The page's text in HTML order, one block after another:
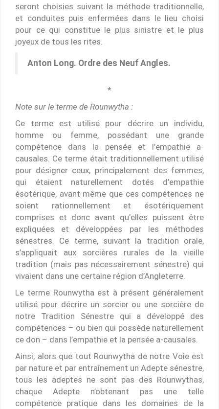
seront choisies suivant la méthode traditionnelle,
et conduites puis enfermées dans le lieu choisi
pour ce qui constitue le plus sinistre et le plus
joyeux de tous les rites.
Anton Long. Ordre des Neuf Angles.
*
Note sur le terme de Rounwytha :
Ce terme est utilisé pour décrire un individu,
homme ou femme, possédant une grande
compétence dans la pensée et l’empathie a-
causales. Ce terme était traditionnellement utilisé
pour désigner ceux, principalement des femmes,
qui étaient naturellement dotés d’empathie
ésotérique, avant même que ces compétences ne
soient rationnellement et ésotériquement
comprises et donc avant qu’elles puissent être
expliquées et développées par les méthodes
sénestres. Ce terme, suivant la tradition orale,
s’appliquait aux sorcières rurales de la vieille
tradition (mais pas nécessairement sénestre) qui
vivaient dans une certaine région d’Angleterre.
Le terme Rounwytha est à présent généralement
utilisé pour décrire un sorcier ou une sorcière de
notre Tradition Sénestre qui a développé des
compétences – ou bien qui possède naturellement
ce don – dans l’empathie et la pensée a-causales.
Ainsi, alors que tout Rounwytha de notre Voie est
par nature et par entraînement un Adepte sénestre,
tous les adeptes ne sont pas des Rounwythas,
chaque Adepte n’obtenant pas une telle
compétence pratique dans les domaines de la